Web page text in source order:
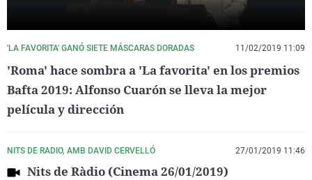
'LA FAVORITA' GANÓ SIETE MÁSCARAS DORADAS 11/02/2019 11:09
'Roma' hace sombra a 'La favorita' en los premios
Bafta 2019: Alfonso Cuarón se lleva la mejor
película y dirección
NITS DE RADIO, AMB DAVID CERVELLÓ 27/01/2019 11:46
Nits de Ràdio (Cinema 26/01/2019)